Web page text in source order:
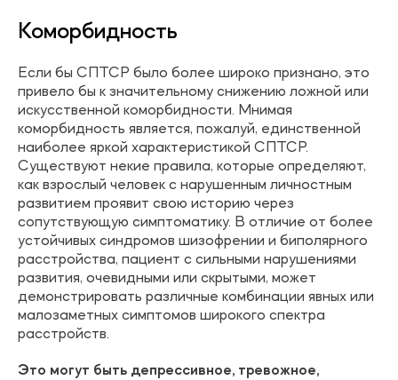
Коморбидность
Если бы СПТСР было более широко признано, это
привело бы к значительному снижению ложной или
искусственной коморбидности. Мнимая
коморбидность является, пожалуй, единственной
наиболее яркой характеристикой СПТСР.
Существуют некие правила, которые определяют,
как взрослый человек с нарушенным личностным
развитием проявит свою историю через
сопутствующую симптоматику. В отличие от более
устойчивых синдромов шизофрении и биполярного
расстройства, пациент с сильными нарушениями
развития, очевидными или скрытыми, может
демонстрировать различные комбинации явных или
малозаметных симптомов широкого спектра
расстройств.
Это могут быть депрессивное, тревожное,